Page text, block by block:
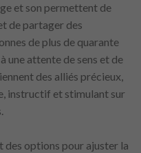
et son permettent de
de partager des
de plus de quarante
une attente de sens et de
des alliés précieux,
instructif et stimulant sur
options pour ajuster la